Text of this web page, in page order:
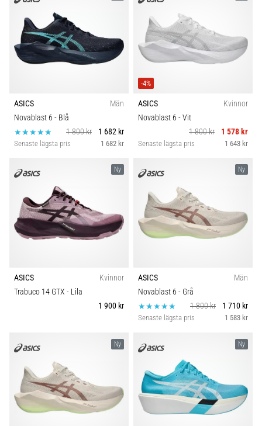
ASICS
Män
Novablast 6 - Blå
1 800 kr
1 682 kr
Senaste lägsta pris 1 682 kr
-4%
ASICS
Kvinnor
Novablast 6 - Vit
1 800 kr
1 578 kr
Senaste lägsta pris 1 643 kr
Ny
ASICS
Kvinnor
Trabuco 14 GTX - Lila
1 900 kr
Ny
ASICS
Män
Novablast 6 - Grå
1 800 kr
1 710 kr
Senaste lägsta pris 1 583 kr
Ny Ny